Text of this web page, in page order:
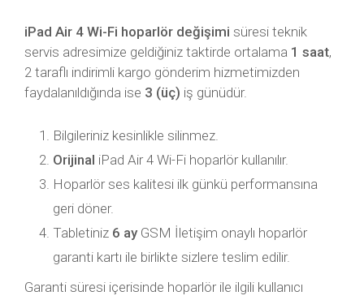
iPad Air 4 Wi-Fi hoparlör değişimi süresi teknik
servis adresimize geldiğiniz taktirde ortalama 1 saat,
2 taraflı indirimli kargo gönderim hizmetimizden
faydalanıldığında ise 3 (üç) iş günüdür.
Bilgileriniz kesinlikle silinmez.
Orijinal iPad Air 4 Wi-Fi hoparlör kullanılır.
Hoparlör ses kalitesi ilk günkü performansına
geri döner.
Tabletiniz 6 ayGSM İletişim onaylı hoparlör
garanti kartı ile birlikte sizlere teslim edilir.
Garanti süresi içerisinde hoparlör ile ilgili kullanıcı